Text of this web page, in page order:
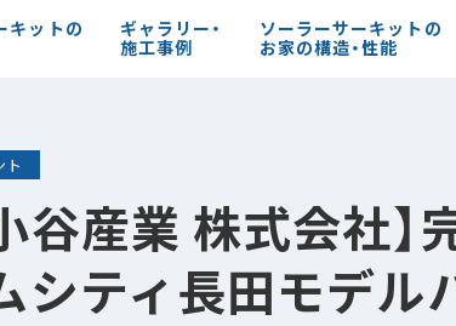
キットの
ギャラリー・
施工事例
ソーラーサーキットの
お家の構造・性能
ト
谷産業 株式会社
シティ長田モデル